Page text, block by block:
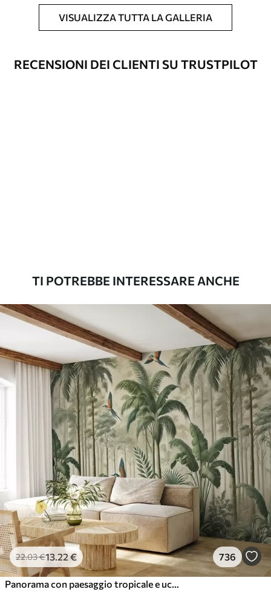
Pulizia
La carta da parati può essere pulita
Le carte da parati con finitura a vernice
possono essere pulite con acqua.
Vinile Premium
65.0039.00€/m²
Peel and Stick
81.6749.00€/m²
VISUALIZZA TUTTA LA GALLERIA
RECENSIONI DEI CLIENTI SU TRUSTPILOT
TI POTREBBE INTERESSARE ANCHE
22.03€13 .22 € 736